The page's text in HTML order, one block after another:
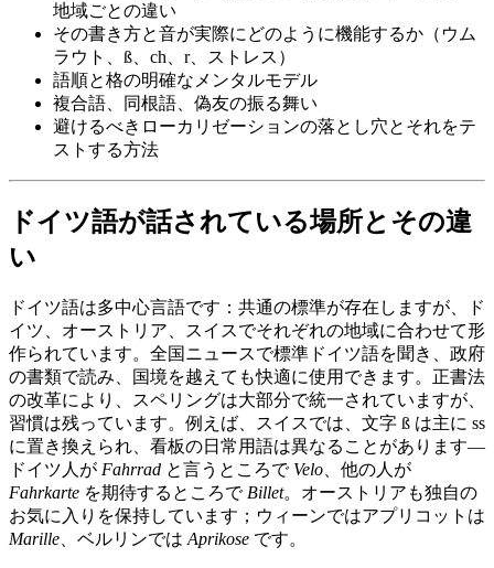
地域ごとの違い
その書き方と音が実際にどのように機能するか（ウム
ラウト、ß、ch、r、ストレス）
語順と格の明確なメンタルモデル
複合語、同根語、偽友の振る舞い
避けるべきローカリゼーションの落とし穴とそれをテ
ストする方法
ドイツ語が話されている場所とその違
い
ドイツ語は多中心言語です：共通の標準が存在しますが、ド
イツ、オーストリア、スイスでそれぞれの地域に合わせて形
作られています。全国ニュースで標準ドイツ語を聞き、政府
の書類で読み、国境を越えても快適に使用できます。正書法
の改革により、スペリングは大部分で統一されていますが、
習慣は残っています。例えば、スイスでは、文字 ß は主に ss
に置き換えられ、看板の日常用語は異なることがあります—
ドイツ人が Fahrrad と言うところで Velo 、他の人が
Fahrkarte を期待するところで Billet。オーストリアも独自の
お気に入りを保持しています；ウィーンではアプリコットは
Marille 、ベルリンでは Aprikose です。